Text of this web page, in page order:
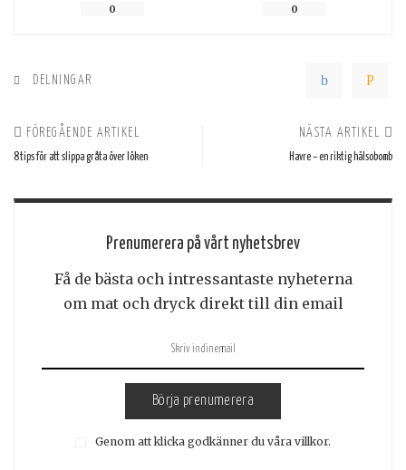
0 0
DELNINGAR
FÖREGÅENDE ARTIKEL
8 tips för att slippa gråta över löken
NÄSTA ARTIKEL
Havre – en riktig hälsobomb
Prenumerera på vårt nyhetsbrev
Få de bästa och intressantaste nyheterna
om mat och dryck direkt till din email
Börja prenumerera
Genom att klicka godkänner du våra villkor.